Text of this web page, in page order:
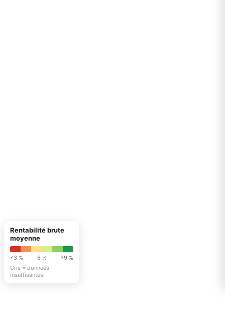
Rentabilité brute
moyenne
≤3 % 6 %
≥9 %
Gris = données
insuffisantes